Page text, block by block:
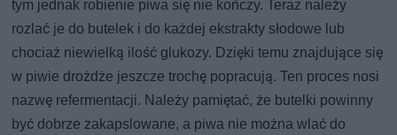
tym jednak robienie piwa się nie kończy. Teraz należy
rozlać je do butelek i do każdej ekstrakty słodowe lub
chociaż niewielką ilość glukozy. Dzięki temu znajdujące się
w piwie drożdże jeszcze trochę popracują. Ten proces nosi
nazwę refermentacji. Należy pamiętać, że butelki powinny
być dobrze zakapslowane, a piwa nie można wlać do